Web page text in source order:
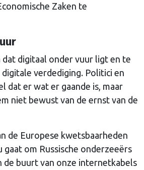
Zaken te
dat digitaal onder vuur ligt en te
verdediging. Politici en
dat er wat er gaande is, maar
niet bewust van de ernst van de
de Europese kwetsbaarheden
gaat om Russische onderzeeërs
de buurt van onze internetkabels